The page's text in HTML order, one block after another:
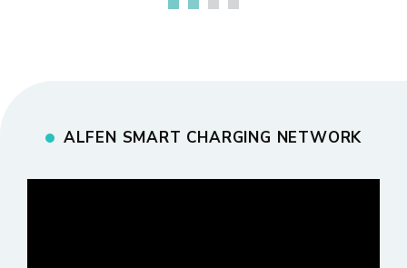
ALFEN SMART CHARGING NETWORK